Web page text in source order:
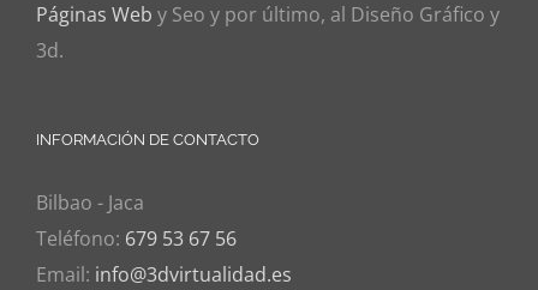
Páginas Web y Seo y por último, al Diseño Gráfico y
3d.
INFORMACIÓN DE CONTACTO
Bilbao - Jaca
Teléfono: 679 53 67 56
Email: info@3dvirtualidad.es